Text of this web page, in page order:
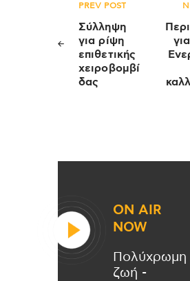
Πλοήγηση
άρθρων
PREV POST
Σύλληψη
για ρίψη
επιθετικής
χειροβομβί
δας
ON AIR
NOW
Πολύχρωμη
ζωή -